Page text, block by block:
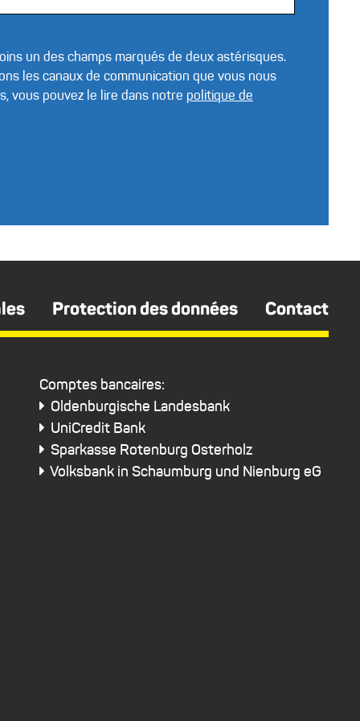
un des champs marqués de deux astérisques.
les canaux de communication que vous nous
vous pouvez le lire dans notre politique de
Protection des données Contact
Comptes bancaires:
Oldenburgische Landesbank
UniCredit Bank
Sparkasse Rotenburg Osterholz
Volksbank in Schaumburg und Nienburg eG